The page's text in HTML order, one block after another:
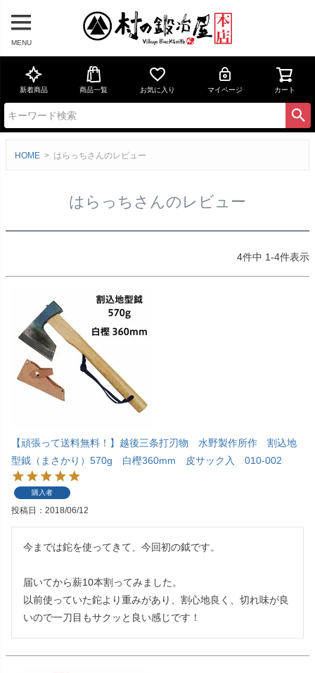
MENU
新着商品 商品一覧 お気に入り マイページ カート
HOME はらっちさんのレビュー
はらっちさんのレビュー
4件中 1-4件表示
【頑張って送料無料！】越後三条打刃物 水野製作所作 割込地
型鉞（まさかり）570g 白樫360mm 皮サック入 010-002
購入者
投稿日 2018/06/12
今までは鉈を使ってきて、今回初の鉞です。
届いてから薪10本割ってみました。
以前使っていた鉈より重みがあり、割心地良く、切れ味が良
いので一刀目もサクッと良い感じです！